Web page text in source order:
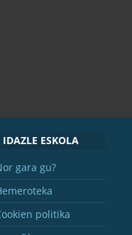
IDAZLE ESKOLA
gara gu?
politika